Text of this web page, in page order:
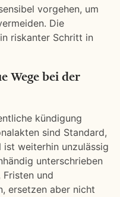
vorgehen, um
Die
riskanter Schritt in
Wege bei der
kündigung
sind Standard,
weiterhin unzulässig
unterschrieben
und
ersetzen aber nicht